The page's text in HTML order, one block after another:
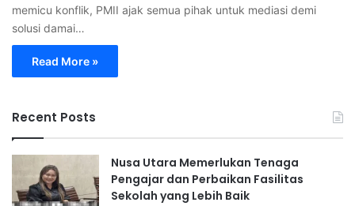
memicu konflik, PMII ajak semua pihak untuk mediasi demi
solusi damai…
Read More »
Recent Posts
Nusa Utara Memerlukan Tenaga
Pengajar dan Perbaikan Fasilitas
Sekolah yang Lebih Baik